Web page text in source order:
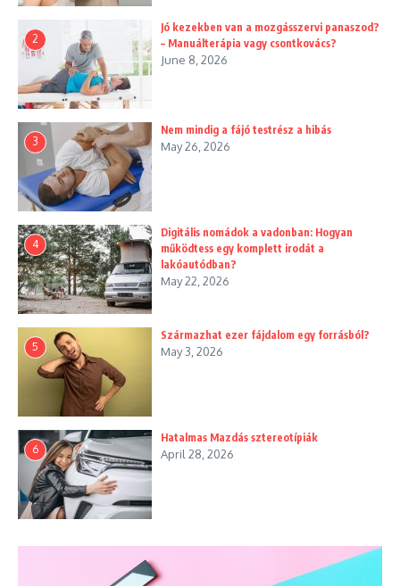
2
Jó kezekben van a mozgásszervi panaszod?
– Manuálterápia vagy csontkovács?
June 8, 2026
3
Nem mindig a fájó testrész a hibás
May 26, 2026
4
Digitális nomádok a vadonban: Hogyan
működtess egy komplett irodát a
lakóautódban?
May 22, 2026
5
Származhat ezer fájdalom egy forrásból?
May 3, 2026
6
Hatalmas Mazdás sztereotípiák
April 28, 2026